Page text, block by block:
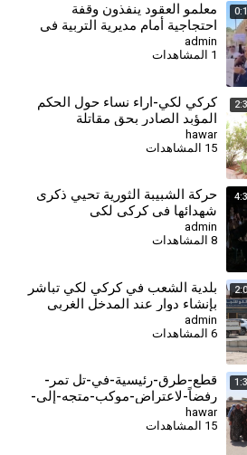
معلمو العقود ينفذون وقفة
احتجاجية أمام مديرية التربية في
درعا للمطالبة بالتثبيت
admin
1 المشاهدات
كركي لكي-اراء نساء حول الحكم
المؤبد الصادر بحق مقاتلة
جيجك-8-1
hawar
15 المشاهدات
⁣حركة الشبيبة الثورية تحيي ذكرى
شهدائها في كركي لكي
admin
8 المشاهدات
بلدية الشعب في كركي لكي تباشر
بإنشاء دوار عند المدخل الغربي
admin
6 المشاهدات
قطع-طرق-رئيسية-في-تل تمر-
رفضاً-لاعتراض-موكب-متجه-إلى-
محطة-مياه-علوك (1)
hawar
15 المشاهدات